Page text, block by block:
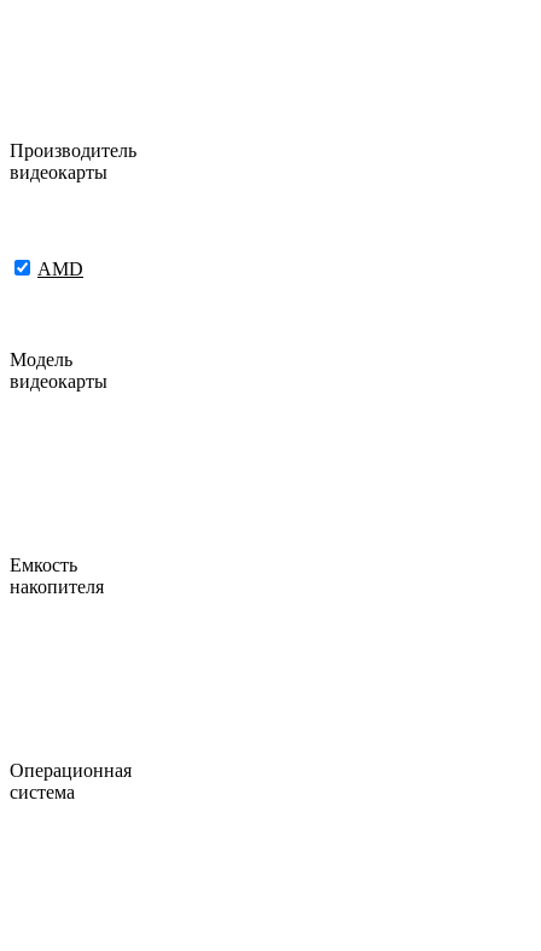
Производитель
видеокарты
AMD
Модель
видеокарты
Емкость
накопителя
Операционная
система